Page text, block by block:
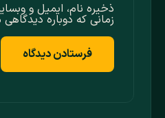
ذخیره نام، ایمیل و
زمانی که دوباره